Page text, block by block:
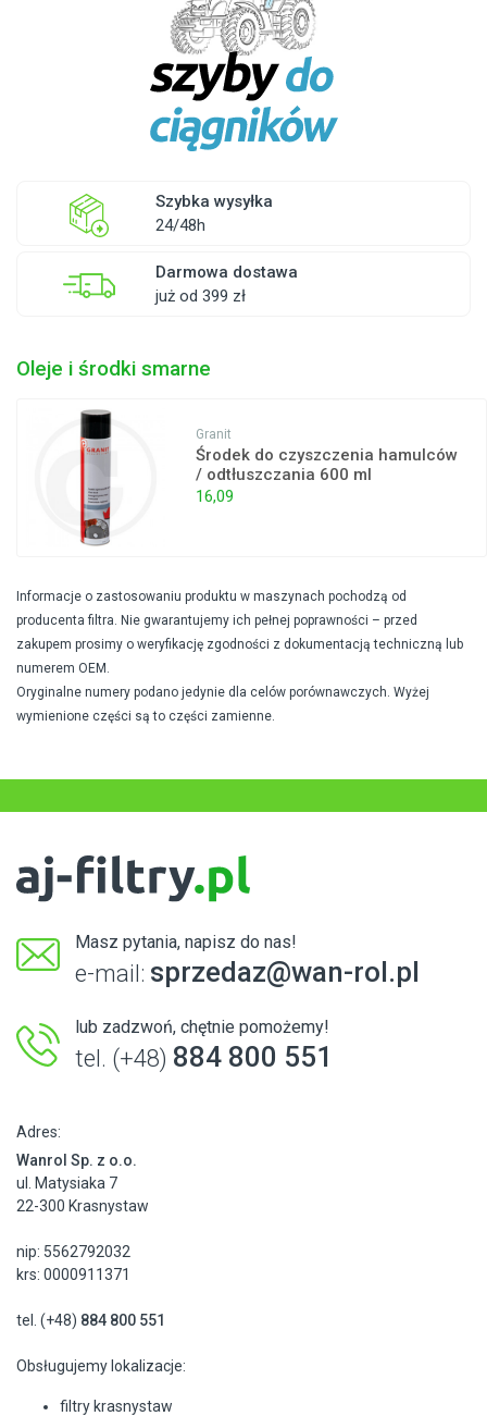
Szybka wysyłka
24/48h
Darmowa dostawa
już od 399 zł
Oleje i środki smarne
Granit
Środek do czyszczenia hamulców
/ odtłuszczania 600 ml
16,09
Informacje o zastosowaniu produktu w maszynach pochodzą od
producenta filtra. Nie gwarantujemy ich pełnej poprawności – przed
zakupem prosimy o weryfikację zgodności z dokumentacją techniczną lub
numerem OEM.
Oryginalne numery podano jedynie dla celów porównawczych. Wyżej
wymienione części są to części zamienne.
Masz pytania, napisz do nas!
e-mail: sprzedaz@wan-rol.pl
lub zadzwoń, chętnie pomożemy!
tel. (+48) 884 800 551
Adres:
Wanrol Sp. z o.o.
ul. Matysiaka 7
22-300 Krasnystaw
nip: 5562792032
krs: 0000911371
tel. (+48) 884 800 551
Obsługujemy lokalizacje:
filtry krasnystaw